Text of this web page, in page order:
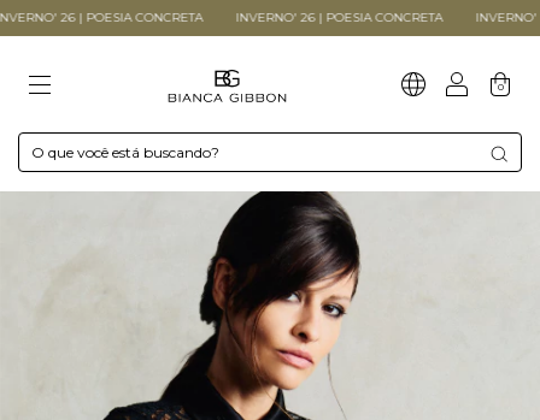
26 | POESIA CONCRETA INVERNO' 26 | POESIA CONCRETA INVERNO' 26
0